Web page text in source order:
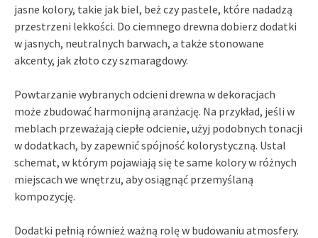
jasne kolory, takie jak biel, beż czy pastele, które nadadzą
przestrzeni lekkości. Do ciemnego drewna dobierz dodatki
w jasnych, neutralnych barwach, a także stonowane
akcenty, jak złoto czy szmaragdowy.
Powtarzanie wybranych odcieni drewna w dekoracjach
może zbudować harmonijną aranżację. Na przykład, jeśli w
meblach przeważają ciepłe odcienie, użyj podobnych tonacji
w dodatkach, by zapewnić spójność kolorystyczną. Ustal
schemat, w którym pojawiają się te same kolory w różnych
miejscach we wnętrzu, aby osiągnąć przemyślaną
kompozycję.
Dodatki pełnią również ważną rolę w budowaniu atmosfery.